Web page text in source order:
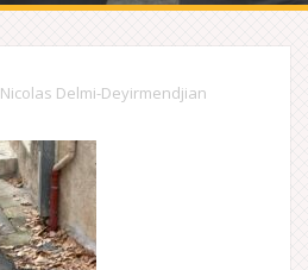
Nicolas Delmi-Deyirmendjian